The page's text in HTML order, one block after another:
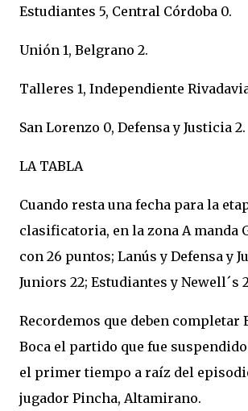
Estudiantes 5, Central Córdoba 0.
Unión 1, Belgrano 2.
Talleres 1, Independiente
San Lorenzo 0, Defensa y Justicia 2.
LA TABLA
Cuando resta una fecha para la
clasificatoria, en la zona A manda
con 26 puntos; Lanús y Defensa y
Juniors 22; Estudiantes y Newell´s
Recordemos que deben completar
Boca el partido que fue
el primer tiempo a raíz del
jugador Pincha, Altamirano.